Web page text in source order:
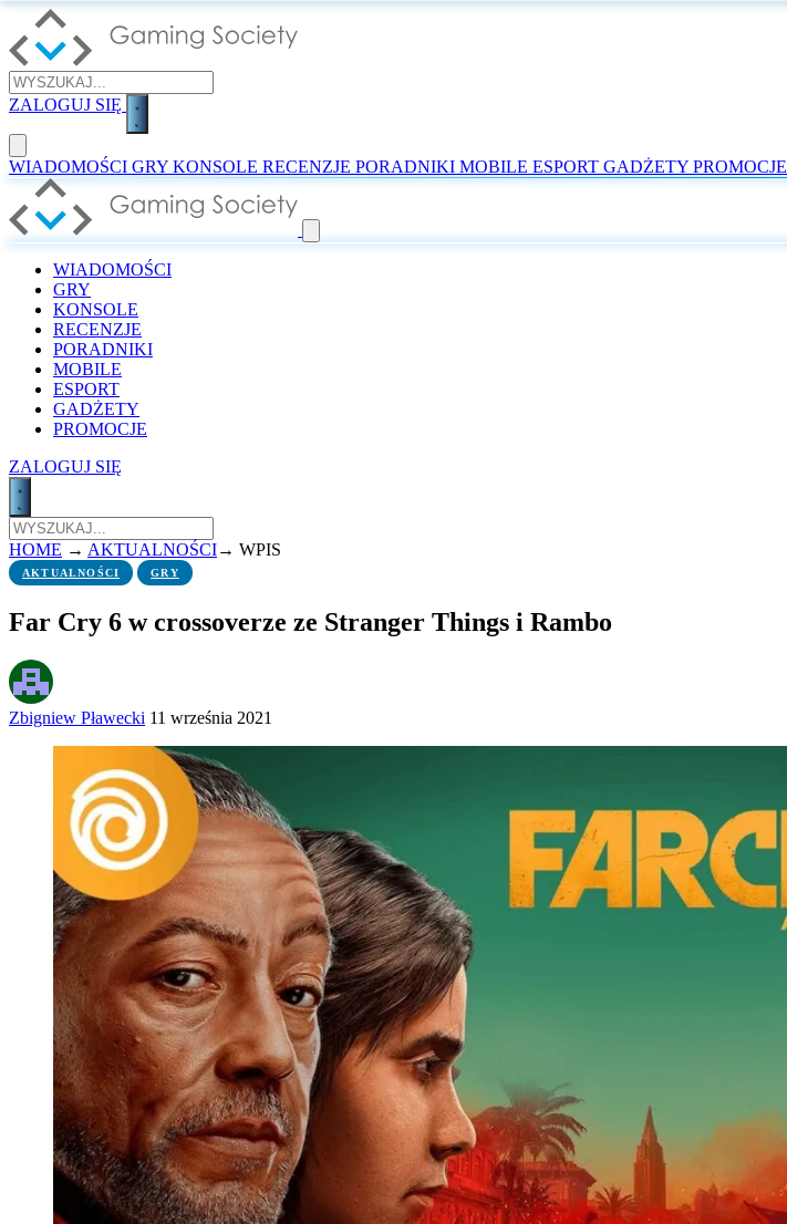
ZALOGUJ SIĘ
WIADOMOŚCI GRY KONSOLE RECENZJE PORADNIKI MOBILE ESPORT GADŻETY PROMOCJE
WIADOMOŚCI
GRY
KONSOLE
RECENZJE
PORADNIKI
MOBILE
ESPORT
GADŻETY
PROMOCJE
ZALOGUJ SIĘ
HOME → AKTUALNOŚCI→ WPIS
AKTUALNOŚCI GRY
Far Cry 6 w crossoverze ze Stranger Things i Rambo
Zbigniew Pławecki 11 września 2021